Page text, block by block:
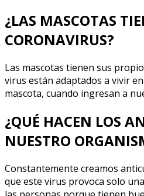
¿LAS MASCOTAS
CORONAVIRUS?
Las mascotas tienen sus
virus están adaptados a vivir
mascota, cuando ingresan a
¿QUÉ HACEN LOS
NUESTRO
Constantemente creamos
que este virus provoca solo